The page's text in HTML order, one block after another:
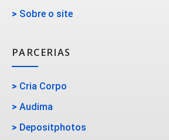
> Sobre o site
PARCERIAS
> Cria Corpo
> Audima
> Depositphotos